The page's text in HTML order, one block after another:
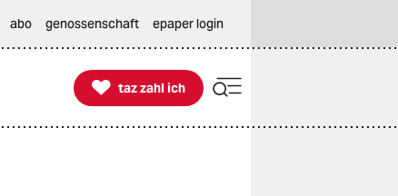
abo genossenschaft epaper login

taz zahl ich
taz zahl ich